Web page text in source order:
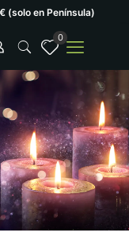
(solo en Península)
0